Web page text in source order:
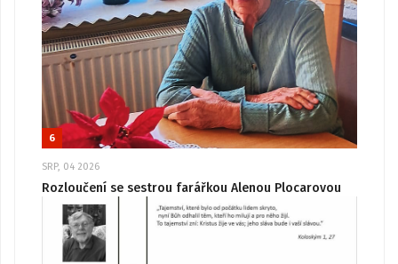
6
SRP, 04 2026
Rozloučení se sestrou farářkou Alenou Plocarovou